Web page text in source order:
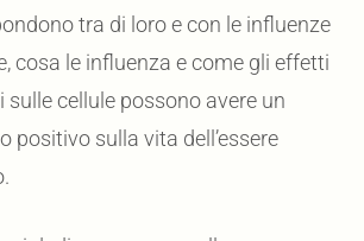
tra di loro e con le influenze
cosa le influenza e come gli effetti
sulle cellule possono avere un
positivo sulla vita dell’essere